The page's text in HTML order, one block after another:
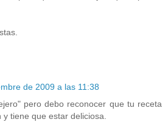
de 2009 a las 11:38
pero debo reconocer que tu receta
tiene que estar deliciosa.